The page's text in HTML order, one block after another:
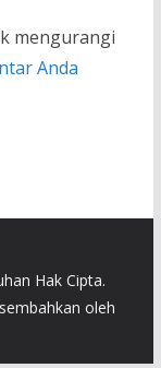
mengurangi
Anda
Hak Cipta.
oleh